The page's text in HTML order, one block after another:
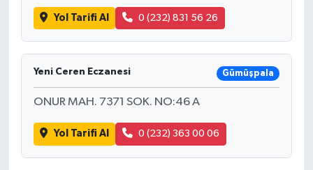
Yol Tarifi Al 0 (232) 831 56 26
Yeni Ceren Eczanesi Gümüşpala
ONUR MAH. 7371 SOK. NO:46 A
Yol Tarifi Al 0 (232) 363 00 06